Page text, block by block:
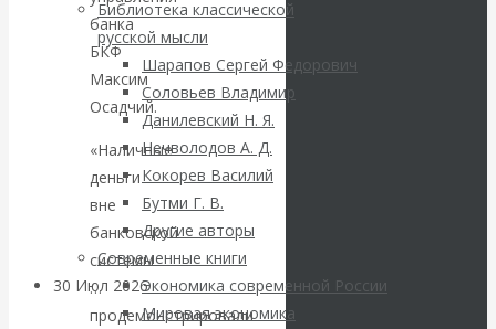
Библиотека классической
русской мысли
Шарапов Сергей Федорович
Соловьев Владимир
Данилевский Н. Я.
Нечволодов А. Д.
Кокорев Василий
Бутми Г. В.
Другие авторы
Современные книги
Экономика современной России
Мировая экономика
ВАлентин
Катасонов.
Саммит НАТО в
Турции: Drang
nach Osten
30 Июл 2026Банки
банка
БКФ
Максим
Осадчий.
«Наличные
деньги
вне
банковской
системы
…
продемонстрировали